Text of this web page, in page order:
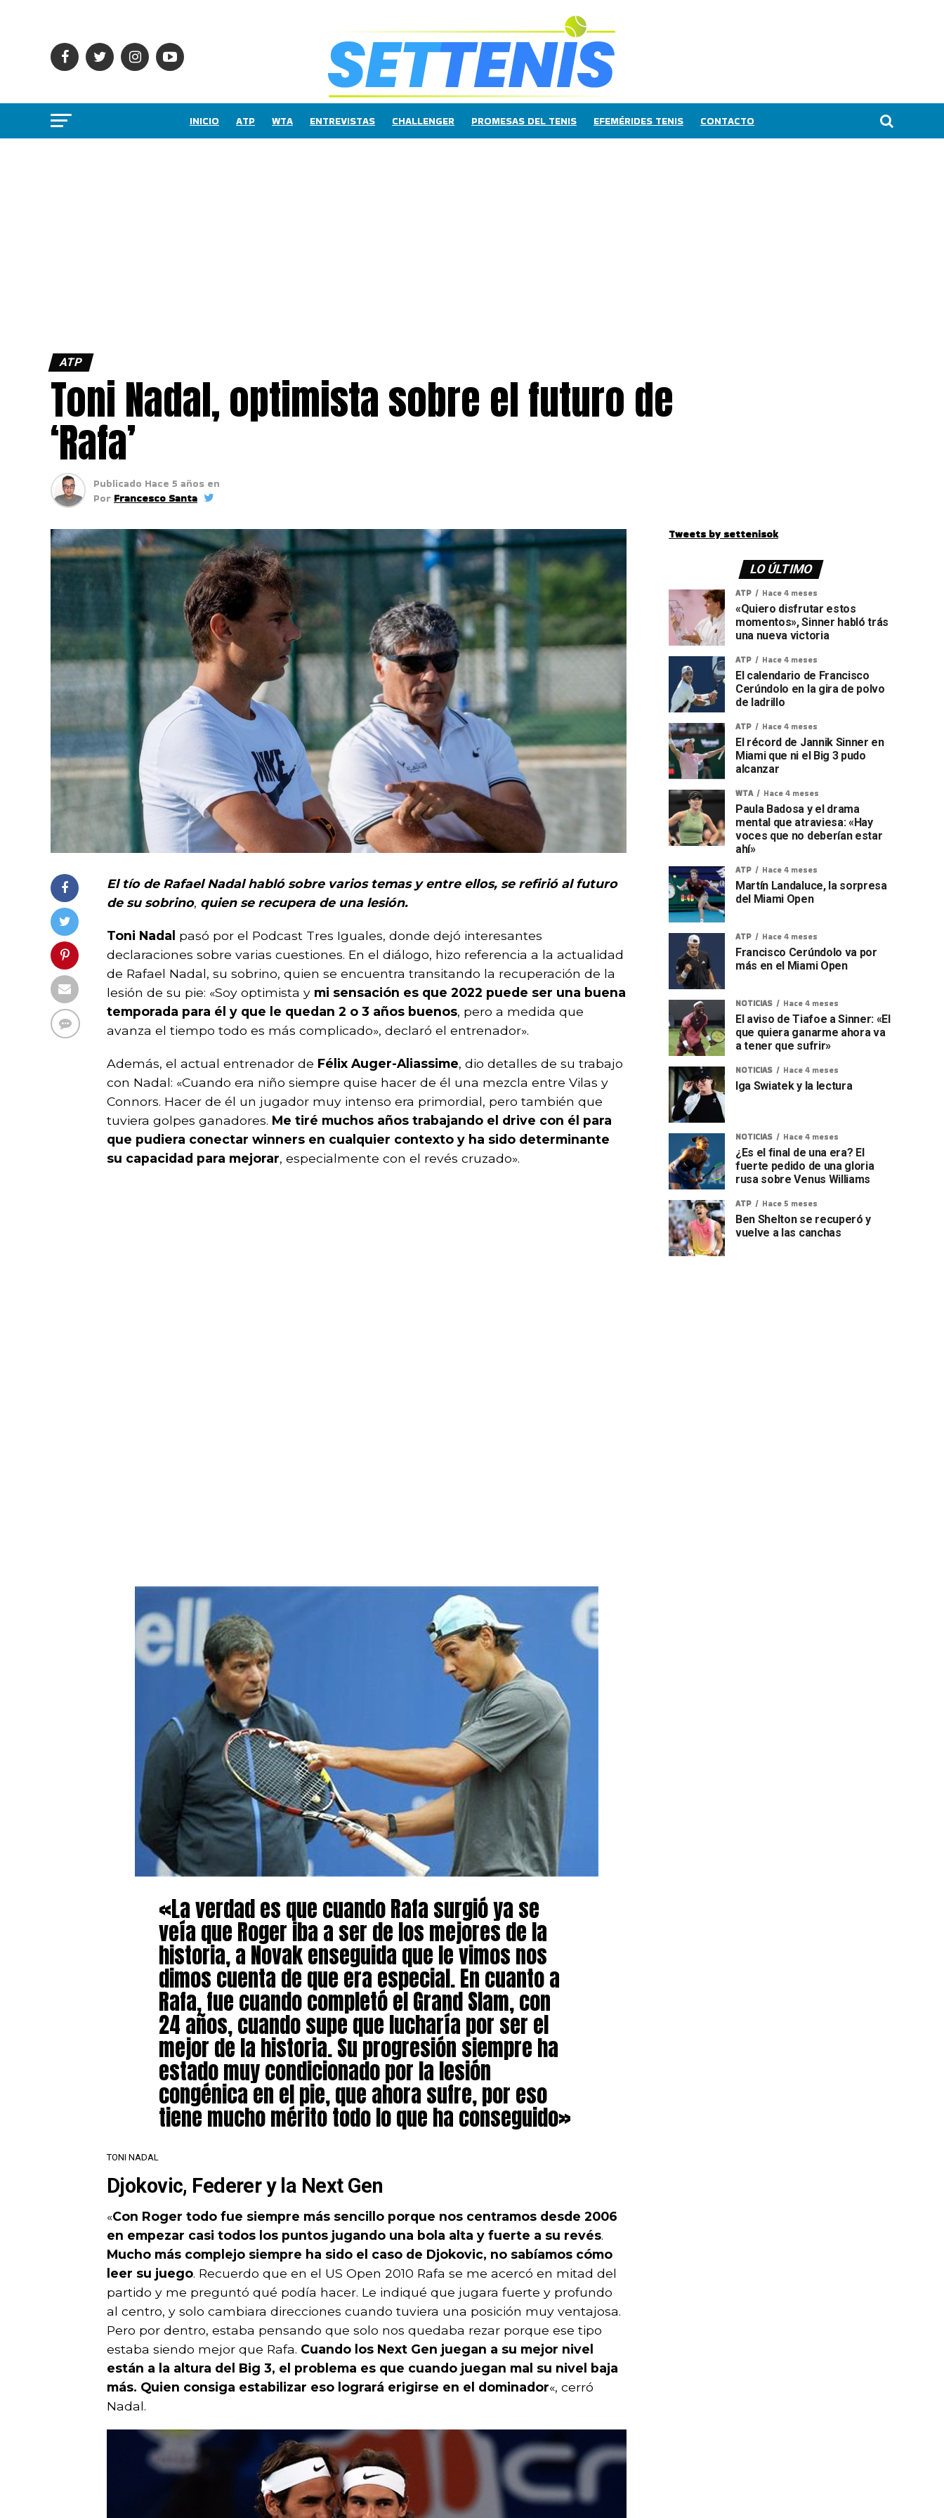
INICIO ATP WTA ENTREVISTAS CHALLENGER PROMESAS DEL TENIS EFEMÉRIDES TENIS CONTACTO
ATP
Toni Nadal, optimista sobre el futuro de
‘Rafa’
Publicado Hace 5 años en
Por Francesco Santa
El tío de Rafael Nadal habló sobre varios temas y entre ellos, se refirió al futuro
de su sobrino, quien se recupera de una lesión.
Toni Nadal pasó por el Podcast Tres Iguales, donde dejó interesantes
declaraciones sobre varias cuestiones. En el diálogo, hizo referencia a la actualidad
de Rafael Nadal, su sobrino, quien se encuentra transitando la recuperación de la
lesión de su pie: «Soy optimista y mi sensación es que 2022 puede ser una buena
temporada para él y que le quedan 2 o 3 años buenos, pero a medida que
avanza el tiempo todo es más complicado», declaró el entrenador».
Además, el actual entrenador de Félix Auger-Aliassime, dio detalles de su trabajo
con Nadal: «Cuando era niño siempre quise hacer de él una mezcla entre Vilas y
Connors. Hacer de él un jugador muy intenso era primordial, pero también que
tuviera golpes ganadores. Me tiré muchos años trabajando el drive con él para
que pudiera conectar winners en cualquier contexto y ha sido determinante
su capacidad para mejorar, especialmente con el revés cruzado».
«La verdad es que cuando Rafa surgió ya se
veía que Roger iba a ser de los mejores de la
historia, a Novak enseguida que le vimos nos
dimos cuenta de que era especial. En cuanto a
Rafa, fue cuando completó el Grand Slam, con
24 años, cuando supe que lucharía por ser el
mejor de la historia. Su progresión siempre ha
estado muy condicionado por la lesión
congénica en el pie, que ahora sufre, por eso
tiene mucho mérito todo lo que ha conseguido»
TONI NADAL
Djokovic, Federer y la Next Gen
«Con Roger todo fue siempre más sencillo porque nos centramos desde 2006
en empezar casi todos los puntos jugando una bola alta y fuerte a su revés.
Mucho más complejo siempre ha sido el caso de Djokovic, no sabíamos cómo
leer su juego. Recuerdo que en el US Open 2010 Rafa se me acercó en mitad del
partido y me preguntó qué podía hacer. Le indiqué que jugara fuerte y profundo
al centro, y solo cambiara direcciones cuando tuviera una posición muy ventajosa.
Pero por dentro, estaba pensando que solo nos quedaba rezar porque ese tipo
estaba siendo mejor que Rafa. Cuando los Next Gen juegan a su mejor nivel
están a la altura del Big 3, el problema es que cuando juegan mal su nivel baja
más. Quien consiga estabilizar eso logrará erigirse en el dominador«, cerró
Nadal.
Tweets by settenisok
LO ÚLTIMO
ATP Hace 4 meses
«Quiero disfrutar estos
momentos», Sinner habló trás
una nueva victoria
ATP Hace 4 meses
El calendario de Francisco
Cerúndolo en la gira de polvo
de ladrillo
ATP Hace 4 meses
El récord de Jannik Sinner en
Miami que ni el Big 3 pudo
alcanzar
WTA Hace 4 meses
Paula Badosa y el drama
mental que atraviesa: «Hay
voces que no deberían estar
ahí»
ATP Hace 4 meses
Martín Landaluce, la sorpresa
del Miami Open
ATP Hace 4 meses
Francisco Cerúndolo va por
más en el Miami Open
NOTICIAS Hace 4 meses
El aviso de Tiafoe a Sinner: «El
que quiera ganarme ahora va
a tener que sufrir»
NOTICIAS Hace 4 meses
Iga Swiatek y la lectura
NOTICIAS Hace 4 meses
¿Es el final de una era? El
fuerte pedido de una gloria
rusa sobre Venus Williams
ATP Hace 5 meses
Ben Shelton se recuperó y
vuelve a las canchas